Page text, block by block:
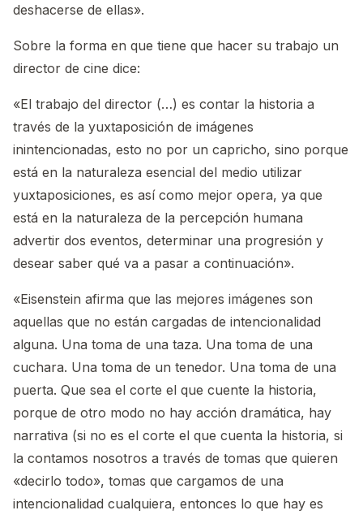
deshacerse de ellas».
Sobre la forma en que tiene que hacer su trabajo un
director de cine dice:
«El trabajo del director (…) es contar la historia a
través de la yuxtaposición de imágenes
inintencionadas, esto no por un capricho, sino porque
está en la naturaleza esencial del medio utilizar
yuxtaposiciones, es así como mejor opera, ya que
está en la naturaleza de la percepción humana
advertir dos eventos, determinar una progresión y
desear saber qué va a pasar a continuación».
«Eisenstein afirma que las mejores imágenes son
aquellas que no están cargadas de intencionalidad
alguna. Una toma de una taza. Una toma de una
cuchara. Una toma de un tenedor. Una toma de una
puerta. Que sea el corte el que cuente la historia,
porque de otro modo no hay acción dramática, hay
narrativa (si no es el corte el que cuenta la historia, si
la contamos nosotros a través de tomas que quieren
«decirlo todo», tomas que cargamos de una
intencionalidad cualquiera, entonces lo que hay es